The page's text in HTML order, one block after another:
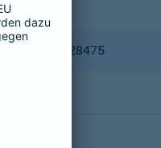
HRB 28475